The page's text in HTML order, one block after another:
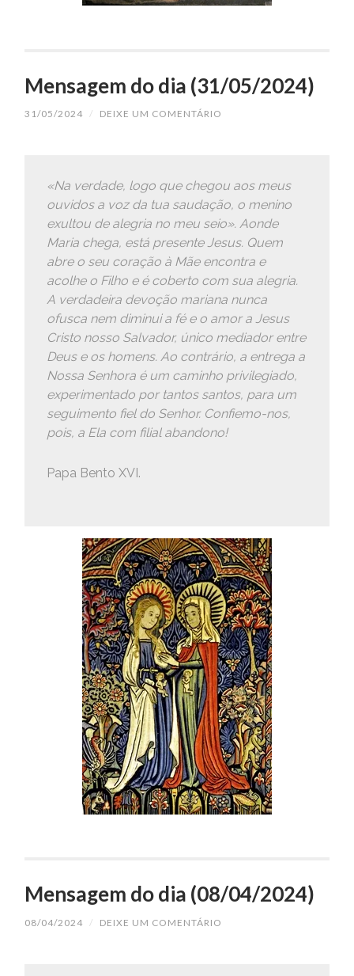
Mensagem do dia (31/05/2024)
31/05/2024 / DEIXE UM COMENTÁRIO
«Na verdade, logo que chegou aos meus
ouvidos a voz da tua saudação, o menino
exultou de alegria no meu seio». Aonde
Maria chega, está presente Jesus. Quem
abre o seu coração à Mãe encontra e
acolhe o Filho e é coberto com sua alegria.
A verdadeira devoção mariana nunca
ofusca nem diminui a fé e o amor a Jesus
Cristo nosso Salvador, único mediador entre
Deus e os homens. Ao contrário, a entrega a
Nossa Senhora é um caminho privilegiado,
experimentado por tantos santos, para um
seguimento fiel do Senhor. Confiemo-nos,
pois, a Ela com filial abandono!
Papa Bento XVI.
Mensagem do dia (08/04/2024)
08/04/2024 / DEIXE UM COMENTÁRIO